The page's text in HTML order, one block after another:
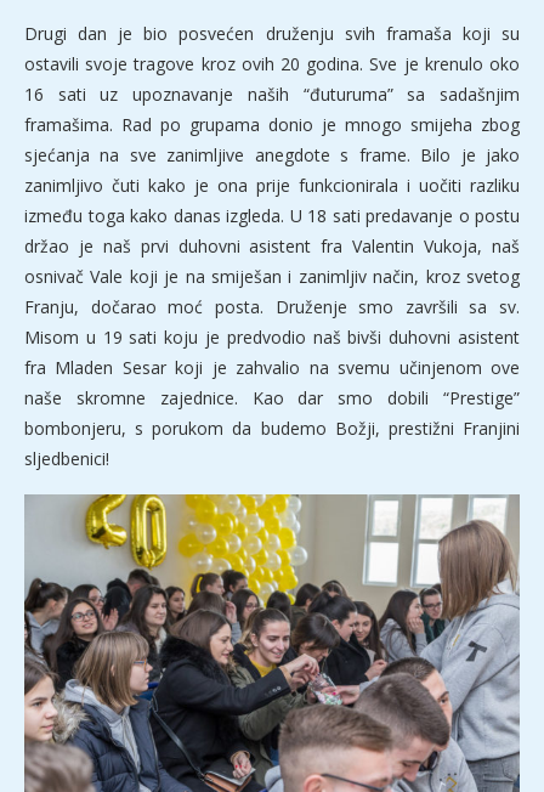
Drugi dan je bio posvećen druženju svih framaša koji su
ostavili svoje tragove kroz ovih 20 godina. Sve je krenulo oko
16 sati uz upoznavanje naših “đuturuma” sa sadašnjim
framašima. Rad po grupama donio je mnogo smijeha zbog
sjećanja na sve zanimljive anegdote s frame. Bilo je jako
zanimljivo čuti kako je ona prije funkcionirala i uočiti razliku
između toga kako danas izgleda. U 18 sati predavanje o postu
držao je naš prvi duhovni asistent fra Valentin Vukoja, naš
osnivač Vale koji je na smiješan i zanimljiv način, kroz svetog
Franju, dočarao moć posta. Druženje smo završili sa sv.
Misom u 19 sati koju je predvodio naš bivši duhovni asistent
fra Mladen Sesar koji je zahvalio na svemu učinjenom ove
naše skromne zajednice. Kao dar smo dobili “Prestige”
bombonjeru, s porukom da budemo Božji, prestižni Franjini
sljedbenici!